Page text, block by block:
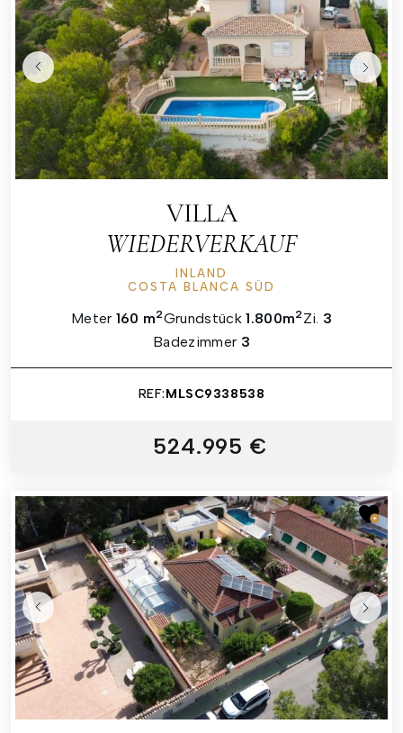
VILLA
WIEDERVERKAUF
INLAND
COSTA BLANCA SÜD
Meter 160 m2Grundstück1.800m2 Zi. 3
Badezimmer 3
REF:MLSC9338538
524.995 €